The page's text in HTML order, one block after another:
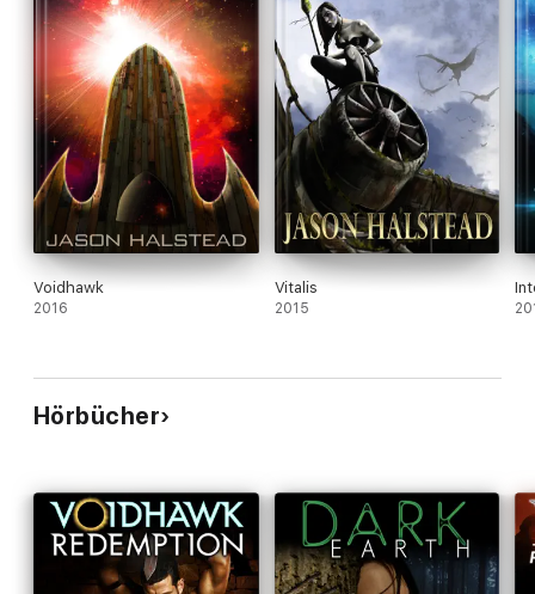
Voidhawk
2016
Vitalis
2015
Hörbücher